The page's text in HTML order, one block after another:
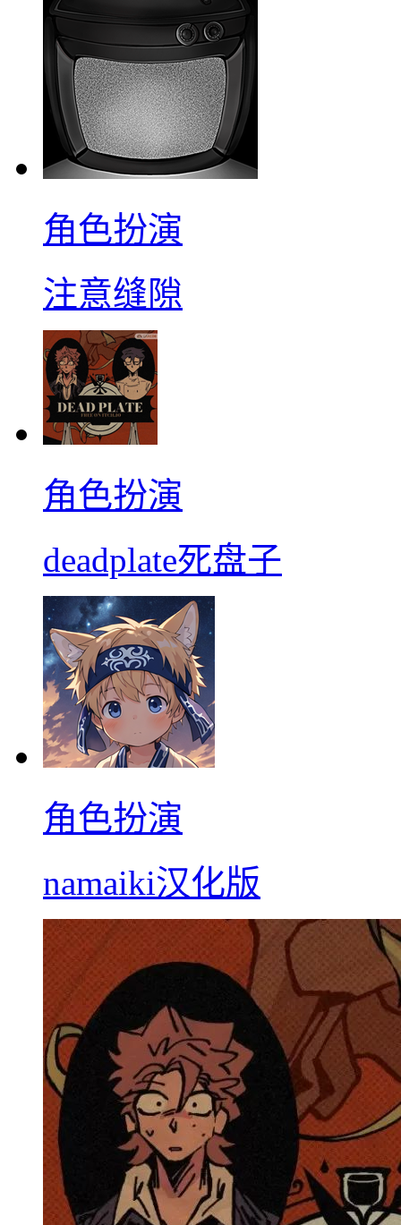
角色扮演
注意缝隙
角色扮演
deadplate死盘子
角色扮演
namaiki汉化版